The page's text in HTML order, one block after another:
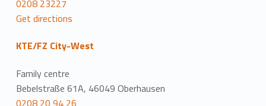
0208 23227
Get directions
KTE/FZ City-West
Family centre
Bebelstraße 61A, 46049 Oberhausen
0208 20 94 26